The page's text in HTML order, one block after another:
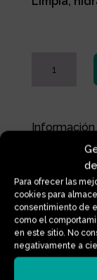
Para ofrecer las
cookies para
consentimiento de
como el
en este sitio. No
negativamente a
CARA
Información
semillas
coco,